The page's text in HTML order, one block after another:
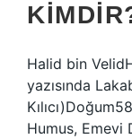
Halid bin
yazısında
Humus, Emevi